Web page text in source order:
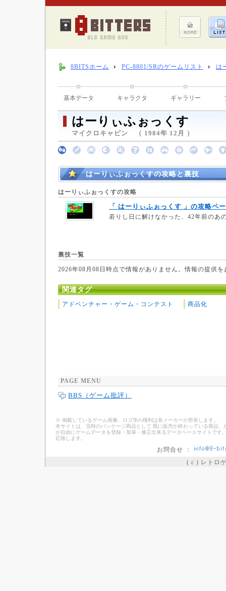
8BITSホーム PC-8801/SRのゲームリスト は
基本データ キャラクタ ギャラリー
はーりぃふぉっくす
マイクロキャビン （ 1984年 12月 ）
はーりぃふぉっくすの攻略と裏技
はーりぃふぉっくすの攻略
「 はーりぃふぉっくす 」の攻略ペ
若りし日に解けなかった、42年前のあ
裏技一覧
2026年08月08日時点で情報がありません。情報の提供
関連タグ
アドベンチャー・ゲーム・コンテスト 商品化
PAGE MENU
BBS（ゲーム批評）
※ 掲載しているゲーム画像、ロゴ等の権利は各メーカーが所有します。
本サイトは、当時のパッケージ商品として 既に販売が終わっている商品
が自由にゲームデータを登録・加筆・修正出来るデータベースサイトで
応致します。
お問合せ ：
( c ) レトロ